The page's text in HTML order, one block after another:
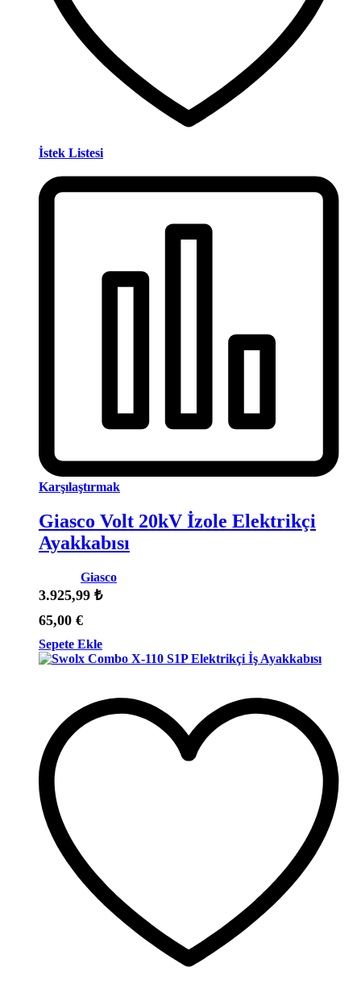
İstek Listesi
Karşılaştırmak
Giasco Volt 20kV İzole Elektrikçi
Ayakkabısı
Giasco
3.925,99 ₺
65,00 €
Sepete Ekle